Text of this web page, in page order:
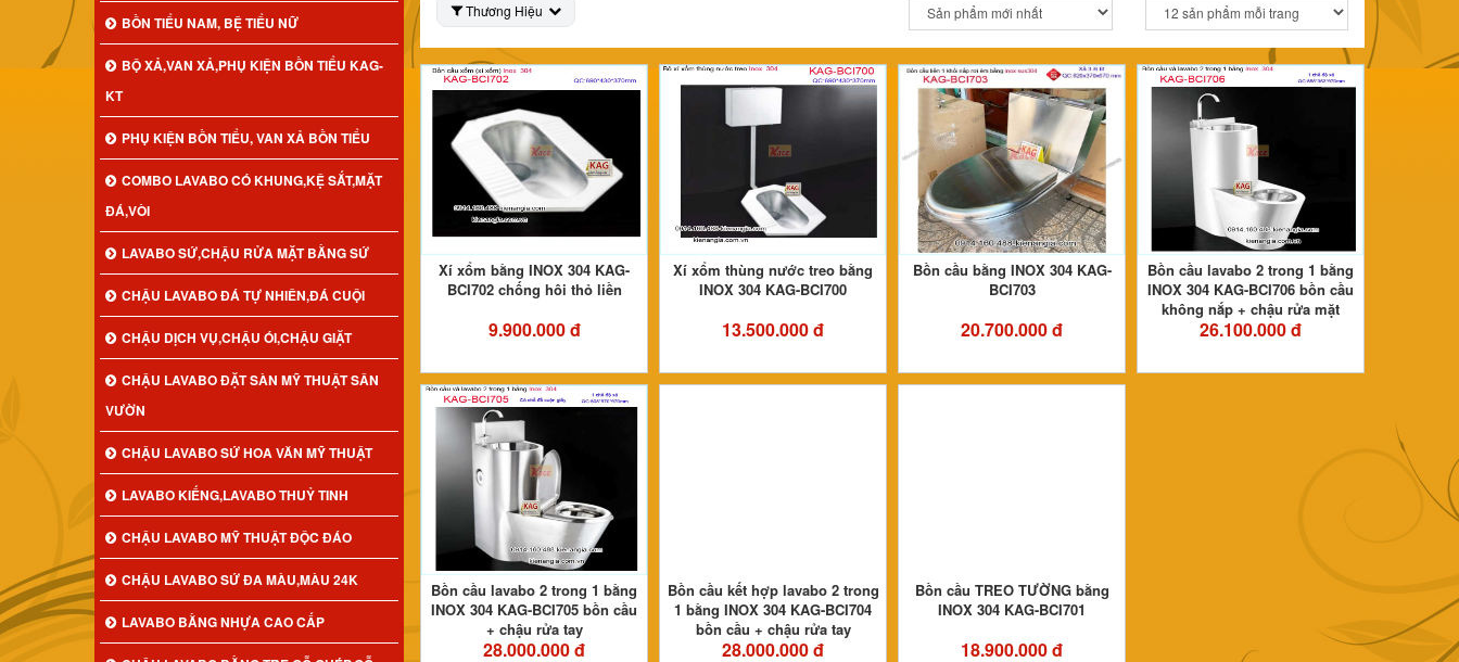
BỒN TIỂU NAM, BỆ TIỂU NỮ
BỘ XẢ,VAN XẢ,PHỤ KIỆN BỒN TIỂU KAG-
KT
PHỤ KIỆN BỒN TIỂU, VAN XẢ BỒN TIỂU
COMBO LAVABO CÓ KHUNG,KỆ SẮT,MẶT
ĐÁ,VÒI
LAVABO SỨ,CHẬU RỬA MẶT BẰNG SỨ
CHẬU LAVABO ĐÁ TỰ NHIÊN,ĐÁ CUỘI
CHẬU DỊCH VỤ,CHẬU ÓI,CHẬU GIẶT
CHẬU LAVABO ĐẶT SÀN MỸ THUẬT SÂN
VƯỜN
CHẬU LAVABO SỨ HOA VĂN MỸ THUẬT
LAVABO KIẾNG,LAVABO THUỶ TINH
CHẬU LAVABO MỸ THUẬT ĐỘC ĐÁO
CHẬU LAVABO SỨ ĐA MÀU,MÀU 24K
LAVABO BẰNG NHỰA CAO CẤP
Thương Hiệu
Xí xổm bằng INOX 304 KAG-
BCI702 chống hôi thỏ liền
9.900.000 đ
Xí xổm thùng nước treo bằng
INOX 304 KAG-BCI700
13.500.000 đ
Bồn cầu bằng INOX 304 KAG-
BCI703
20.700.000 đ
Bồn cầu lavabo 2 trong 1 bằng
INOX 304 KAG-BCI706 bồn cầu
không nắp + chậu rửa mặt
26.100.000 đ
Bồn cầu lavabo 2 trong 1 bằng
INOX 304 KAG-BCI705 bồn cầu
+ chậu rửa tay
28.000.000 đ
Bồn cầu kết hợp lavabo 2 trong
1 bằng INOX 304 KAG-BCI704
bồn cầu + chậu rửa tay
28.000.000 đ
Bồn cầu TREO TƯỜNG bằng
INOX 304 KAG-BCI701
18.900.000 đ